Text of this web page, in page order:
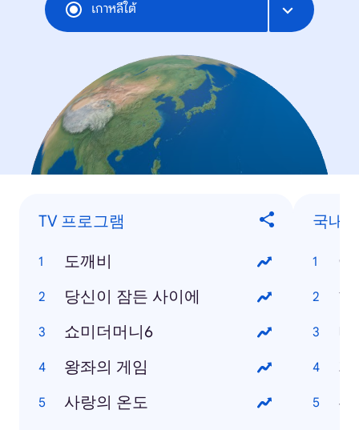
เกาหลีใต้
TV 프로그램
도깨비
당신이 잠든 사이에
쇼미더머니6
왕좌의 게임
사랑의 온도
국내
어
한
지
부